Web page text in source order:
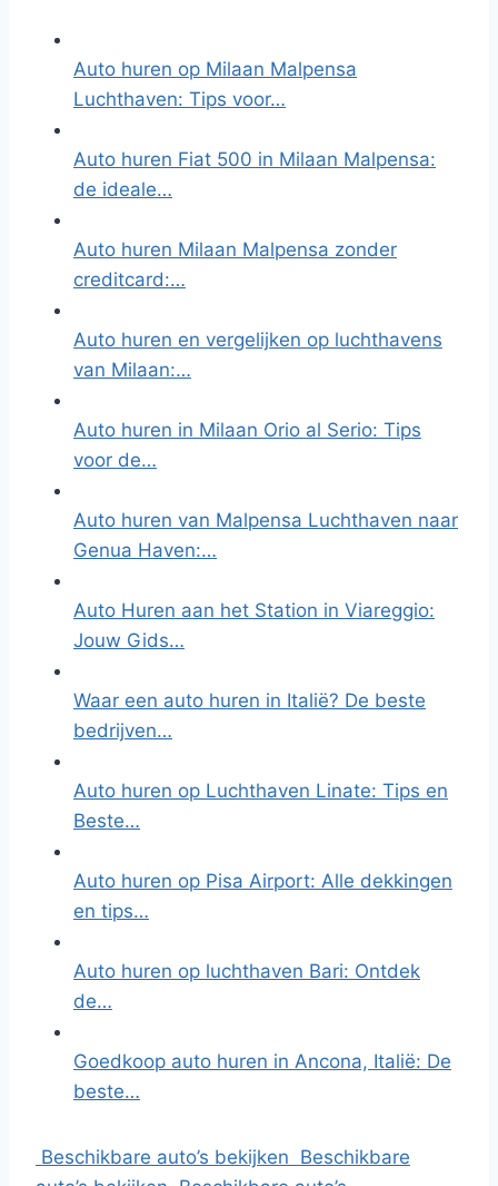
Auto huren op Milaan Malpensa
Luchthaven: Tips voor…
Auto huren Fiat 500 in Milaan Malpensa:
de ideale…
Auto huren Milaan Malpensa zonder
creditcard:…
Auto huren en vergelijken op luchthavens
van Milaan:…
Auto huren in Milaan Orio al Serio: Tips
voor de…
Auto huren van Malpensa Luchthaven naar
Genua Haven:…
Auto Huren aan het Station in Viareggio:
Jouw Gids…
Waar een auto huren in Italië? De beste
bedrijven…
Auto huren op Luchthaven Linate: Tips en
Beste…
Auto huren op Pisa Airport: Alle dekkingen
en tips…
Auto huren op luchthaven Bari: Ontdek
de…
Goedkoop auto huren in Ancona, Italië: De
beste…
Beschikbare auto’s bekijken Beschikbare